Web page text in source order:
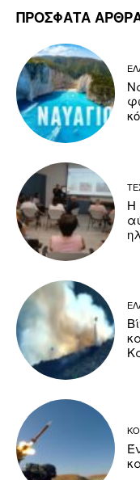
ΠΡΟΣΦΑΤΑ
Η